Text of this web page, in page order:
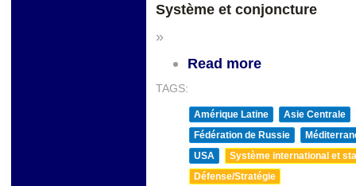
Système et conjoncture
»
Read more
TAGS:
Amérique Latine
Asie Centrale
Fédération de Russie
USA
Système international et
Défense/Stratégie